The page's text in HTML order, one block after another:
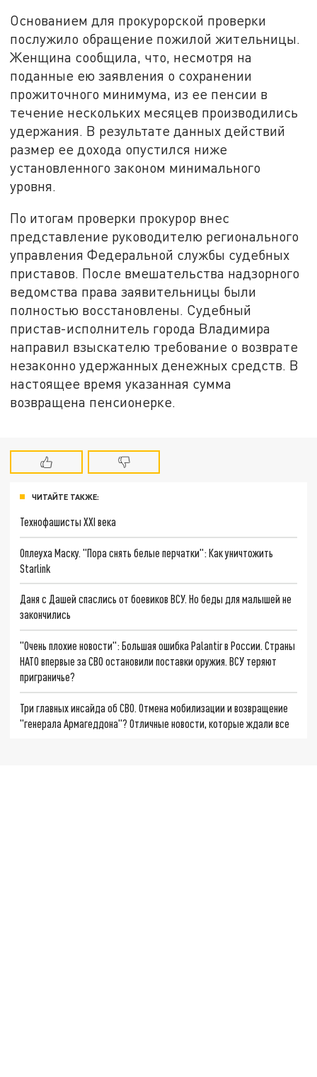
Основанием для прокурорской проверки
послужило обращение пожилой жительницы.
Женщина сообщила, что, несмотря на
поданные ею заявления о сохранении
прожиточного минимума, из ее пенсии в
течение нескольких месяцев производились
удержания. В результате данных действий
размер ее дохода опустился ниже
установленного законом минимального
уровня.
По итогам проверки прокурор внес
представление руководителю регионального
управления Федеральной службы судебных
приставов. После вмешательства надзорного
ведомства права заявительницы были
полностью восстановлены. Судебный
пристав-исполнитель города Владимира
направил взыскателю требование о возврате
незаконно удержанных денежных средств. В
настоящее время указанная сумма
возвращена пенсионерке.
ЧИТАЙТЕ ТАКЖЕ:
Технофашисты XXI века
Оплеуха Маску. "Пора снять белые перчатки": Как уничтожить
Starlink
Даня с Дашей спаслись от боевиков ВСУ. Но беды для малышей не
закончились
"Очень плохие новости": Большая ошибка Palantir в России. Страны
НАТО впервые за СВО остановили поставки оружия. ВСУ теряют
приграничье?
Три главных инсайда об СВО. Отмена мобилизации и возвращение
"генерала Армагеддона"? Отличные новости, которые ждали все